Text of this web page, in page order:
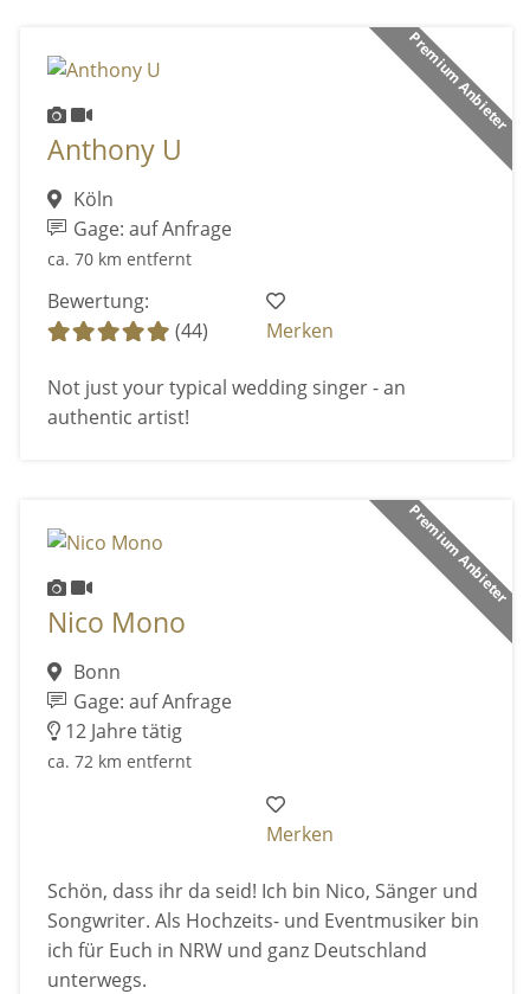
Premium Anbieter
Anthony U
Köln
Gage: auf Anfrage
ca. 70 km entfernt
Bewertung:
(44)
Merken
Not just your typical wedding singer - an
authentic artist!
Premium Anbieter
Nico Mono
Bonn
Gage: auf Anfrage
12 Jahre tätig
ca. 72 km entfernt
Merken
Schön, dass ihr da seid! Ich bin Nico, Sänger und
Songwriter. Als Hochzeits- und Eventmusiker bin
ich für Euch in NRW und ganz Deutschland
unterwegs.